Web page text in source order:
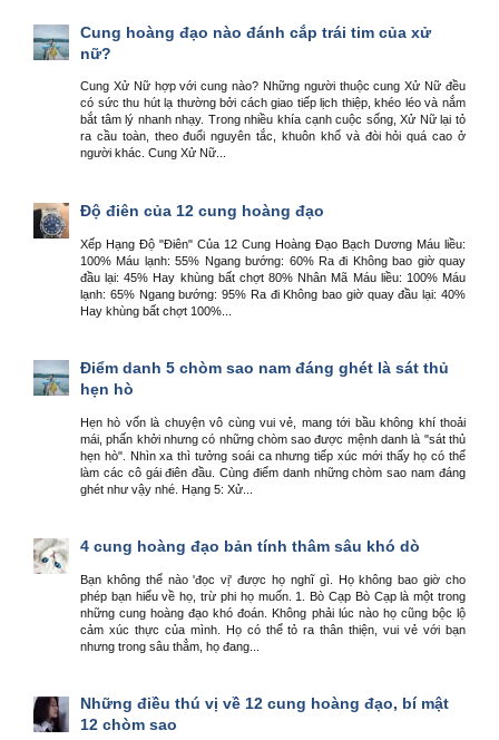
Cung hoàng đạo nào đánh cắp trái tim của xử
nữ?
Cung Xử Nữ hợp với cung nào? Những người thuộc cung Xử Nữ đều
có sức thu hút lạ thường bởi cách giao tiếp lịch thiệp, khéo léo và nắm
bắt tâm lý nhanh nhạy. Trong nhiều khía cạnh cuộc sống, Xử Nữ lại tỏ
ra cầu toàn, theo đuổi nguyên tắc, khuôn khổ và đòi hỏi quá cao ở
người khác. Cung Xử Nữ...
Độ điên của 12 cung hoàng đạo
Xếp Hạng Độ "Điên" Của 12 Cung Hoàng Đạo Bạch Dương Máu liều:
100% Máu lạnh: 55% Ngang bướng: 60% Ra đi Không bao giờ quay
đầu lại: 45% Hay khùng bất chợt 80% Nhân Mã Máu liều: 100% Máu
lạnh: 65% Ngang bướng: 95% Ra đi Không bao giờ quay đầu lại: 40%
Hay khùng bất chợt 100%...
Điểm danh 5 chòm sao nam đáng ghét là sát thủ
hẹn hò
Hẹn hò vốn là chuyện vô cùng vui vẻ, mang tới bầu không khí thoải
mái, phấn khởi nhưng có những chòm sao được mệnh danh là "sát thủ
hẹn hò". Nhìn xa thì tưởng soái ca nhưng tiếp xúc mới thấy họ có thể
làm các cô gái điên đầu. Cùng điểm danh những chòm sao nam đáng
ghét như vậy nhé. Hạng 5: Xử...
4 cung hoàng đạo bản tính thâm sâu khó dò
Bạn không thể nào 'đọc vị' được họ nghĩ gì. Họ không bao giờ cho
phép bạn hiểu về họ, trừ phi họ muốn. 1. Bò Cạp Bò Cạp là một trong
những cung hoàng đạo khó đoán. Không phải lúc nào họ cũng bộc lộ
cảm xúc thực của mình. Họ có thể tỏ ra thân thiện, vui vẻ với bạn
nhưng trong sâu thẳm, họ đang...
Những điều thú vị về 12 cung hoàng đạo, bí mật
12 chòm sao